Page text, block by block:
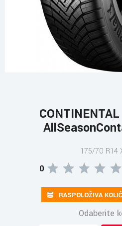
175/70 R14
0
RASPOLOŽIVA
Odaberite